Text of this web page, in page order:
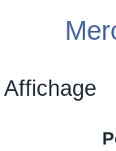
Affichage